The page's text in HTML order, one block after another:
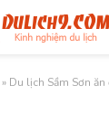
» Du lịch Sầm Sơn